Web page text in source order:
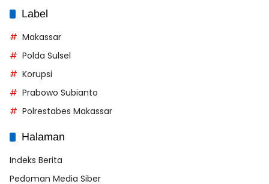
Label
Makassar
Polda Sulsel
Korupsi
Prabowo Subianto
Polrestabes Makassar
Halaman
Indeks Berita
Pedoman Media Siber